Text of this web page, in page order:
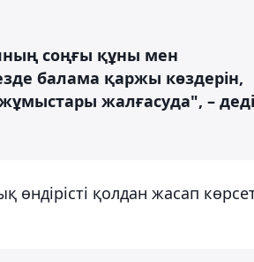
соңғы құны мен
балама қаржы көздерін,
жалғасуда", – деді
қолдан жасап